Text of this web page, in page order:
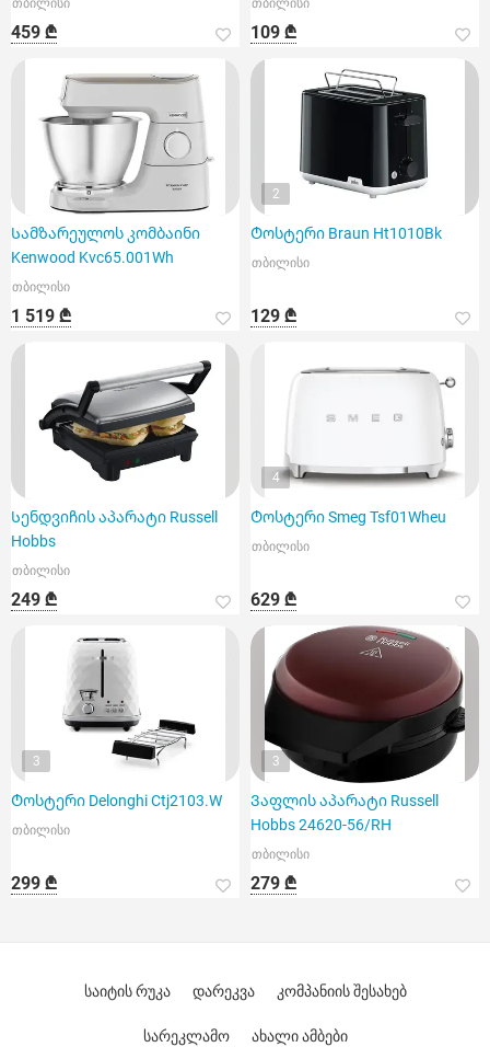
თბილისი
459 ₾
თბილისი
109 ₾
Სამზარეულოს კომბაინი
Kenwood Kvc65.001Wh
თბილისი
1 519 ₾
2
Ტოსტერი Braun Ht1010Bk
თბილისი
129 ₾
Სენდვიჩის აპარატი Russell
Hobbs
თბილისი
249 ₾
4
Ტოსტერი Smeg Tsf01Wheu
თბილისი
629 ₾
3
Ტოსტერი Delonghi Ctj2103.W
თბილისი
299 ₾
3
Ვაფლის აპარატი Russell
Hobbs 24620-56/RH
თბილისი
279 ₾
საიტის რუკა დარეკვა კომპანიის შესახებ
სარეკლამო ახალი ამბები